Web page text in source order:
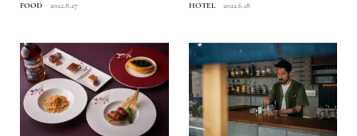
FOOD 2022.8.27 HOTEL 2022.6.18